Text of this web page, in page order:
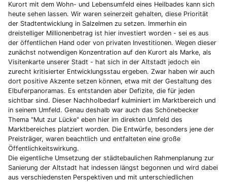
Kurort mit dem Wohn- und Lebensumfeld eines Heilbades kann sich
heute sehen lassen. Wir waren seinerzeit gehalten, diese Priorität
der Stadtentwicklung in Salzelmen zu setzen. Immerhin ein
dreistelliger Millionenbetrag ist hier investiert worden - sei es aus
der öffentlichen Hand oder von privaten Investitionen. Wegen dieser
zunächst notwendigen Konzentration auf den Kurort als Marke, als
Visitenkarte unserer Stadt - hat sich in der Altstadt jedoch ein
zurecht kritisierter Entwicklungsstau ergeben. Zwar haben wir auch
dort positive Akzente setzen können, etwa mit der Gestaltung des
Elbuferpanoramas. Es entstanden aber Defizite, die für jeden
sichtbar sind. Dieser Nachholbedarf kulminiert im Marktbereich und
in seinem Umfeld. Genau deshalb war auch das Schönebecker
Thema "Mut zur Lücke" eben hier im direkten Umfeld des
Marktbereiches platziert worden. Die Entwürfe, besonders jene der
Preisträger, waren beachtlich und entfalteten eine große
Öffentlichkeitswirkung.
Die eigentliche Umsetzung der städtebaulichen Rahmenplanung zur
Sanierung der Altstadt hat indessen längst begonnen und wird dabei
aus verschiedensten Perspektiven und mit unterschiedlichen